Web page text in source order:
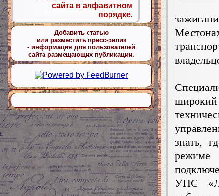
знать,
УНС
сайта в алфавитном
порядке.
Добавить статью
или разместить пресс-релиз
- информация для пользователей
сайта размещающих публикации.